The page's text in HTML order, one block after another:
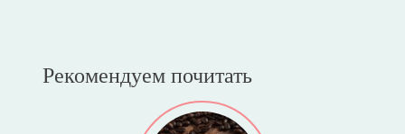
Рекомендуем почитать